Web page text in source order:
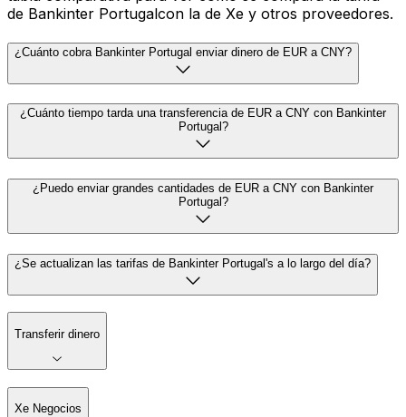
de Bankinter Portugalcon la de Xe y otros proveedores.
¿Cuánto cobra Bankinter Portugal enviar dinero de EUR a CNY?
¿Cuánto tiempo tarda una transferencia de EUR a CNY con Bankinter
Portugal?
¿Puedo enviar grandes cantidades de EUR a CNY con Bankinter
Portugal?
¿Se actualizan las tarifas de Bankinter Portugal's a lo largo del día?
Transferir dinero
Xe Negocios